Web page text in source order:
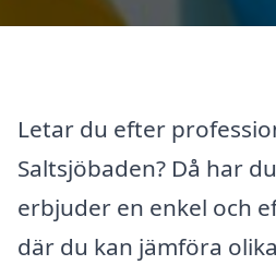
Letar du efter
Saltsjöbaden? Då har
erbjuder en enkel och
där du kan jämföra